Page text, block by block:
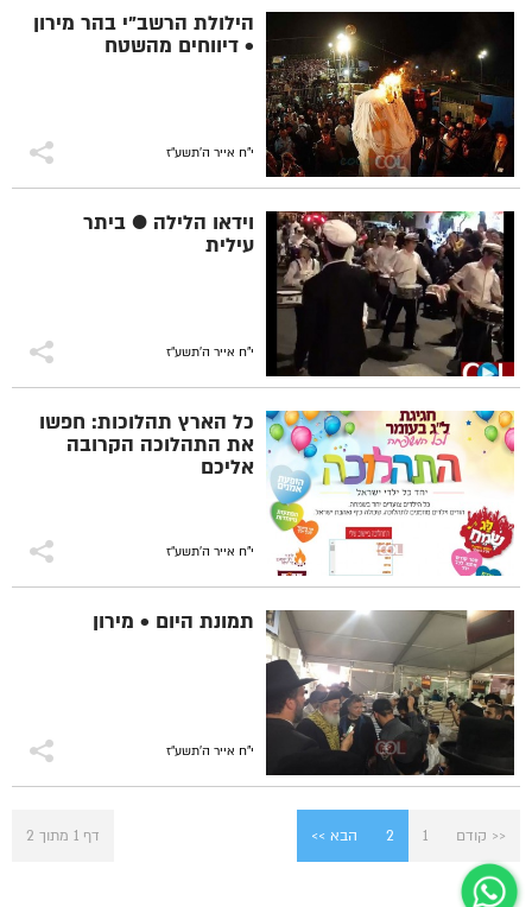
הילולת הרשב"י בהר מירון
• דיווחים מהשטח
י"ח אייר ה׳תשע״ז
וידאו הלילה ● ביתר
עילית
י"ח אייר ה׳תשע״ז
כל הארץ תהלוכות: חפשו
את התהלוכה הקרובה
אליכם
י"ח אייר ה׳תשע״ז
תמונת היום • מירון
י"ח אייר ה׳תשע״ז
דף 1 מתוך 2 << קודם 1
2 הבא >>